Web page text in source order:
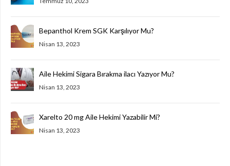
Bepanthol Krem SGK Karşılıyor Mu?
Nisan 13, 2023
Aile Hekimi Sigara Bırakma ilacı Yazıyor Mu?
Nisan 13, 2023
Xarelto 20 mg Aile Hekimi Yazabilir Mi?
Nisan 13, 2023